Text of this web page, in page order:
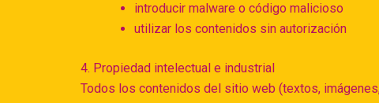
introducir malware o código malicioso
utilizar los contenidos sin autorización
4. Propiedad intelectual e industrial
Todos los contenidos del sitio web (textos,